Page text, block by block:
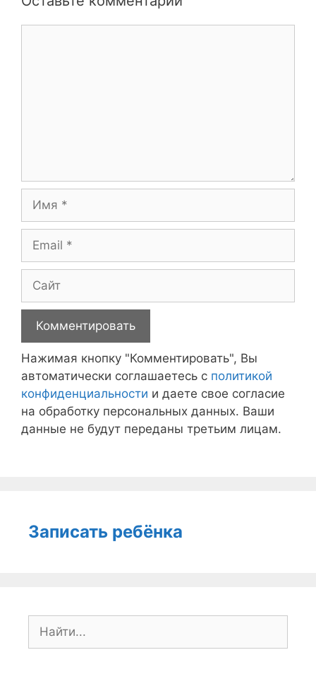
Нажимая кнопку "Комментировать", Вы
автоматически соглашаетесь с политикой
конфиденциальности и даете свое согласие
на обработку персональных данных. Ваши
данные не будут переданы третьим лицам.
Записать ребёнка
Поиск: